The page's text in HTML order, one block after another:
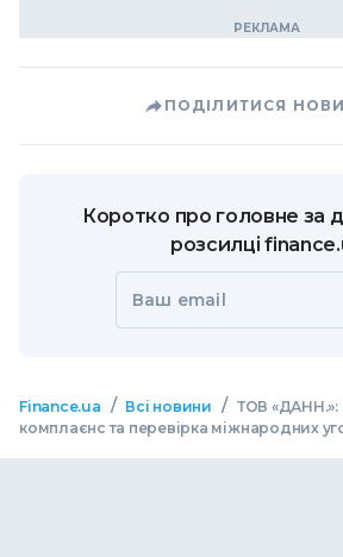
ПОДІЛИТИСЯ
Коротко про головне за
розсилці
Ваш email
Finance.ua / Всі новини / ТОВ «ДАНН.»:
комплаєнс та перевірка міжнародних